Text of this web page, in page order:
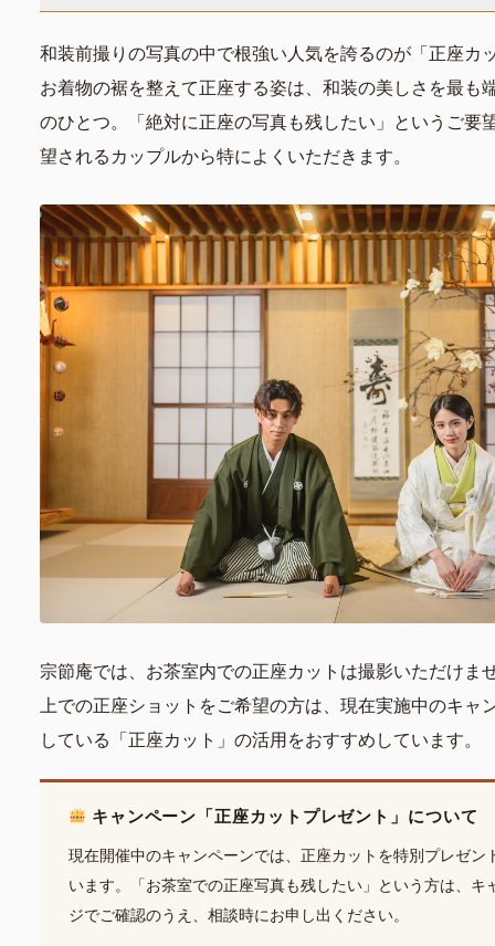
和装前撮りの写真の中で根強い人気を誇るのが「正座カ
お着物の裾を整えて正座する姿は、和装の美しさを最も
のひとつ。「絶対に正座の写真も残したい」というご要
望されるカップルから特によくいただきます。
宗節庵では、お茶室内での正座カットは撮影いただけま
上での正座ショットをご希望の方は、現在実施中のキャ
している「正座カット」の活用をおすすめしています。
キャンペーン「正座カットプレゼント」について
現在開催中のキャンペーンでは、正座カットを特別プレゼン
います。「お茶室での正座写真も残したい」という方は、キ
ジでご確認のうえ、相談時にお申し出ください。